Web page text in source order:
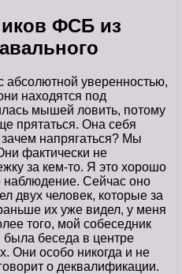
ФСБ из
уверенностью,
находятся под
мышей ловить, потому
прятаться. Она себя
напрягаться? Мы
фактически не
за кем-то. Я это хорошо
Сейчас оно
двух человек, которые за
их уже видел, у меня
того, мой собеседник
была беседа в центре
Они особо никогда и не
о деквалификации.